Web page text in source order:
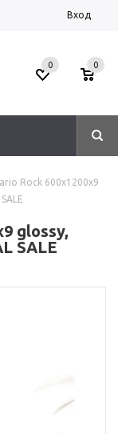
Вход
0 0
Rock 600х1200х9
glossy,
SALE